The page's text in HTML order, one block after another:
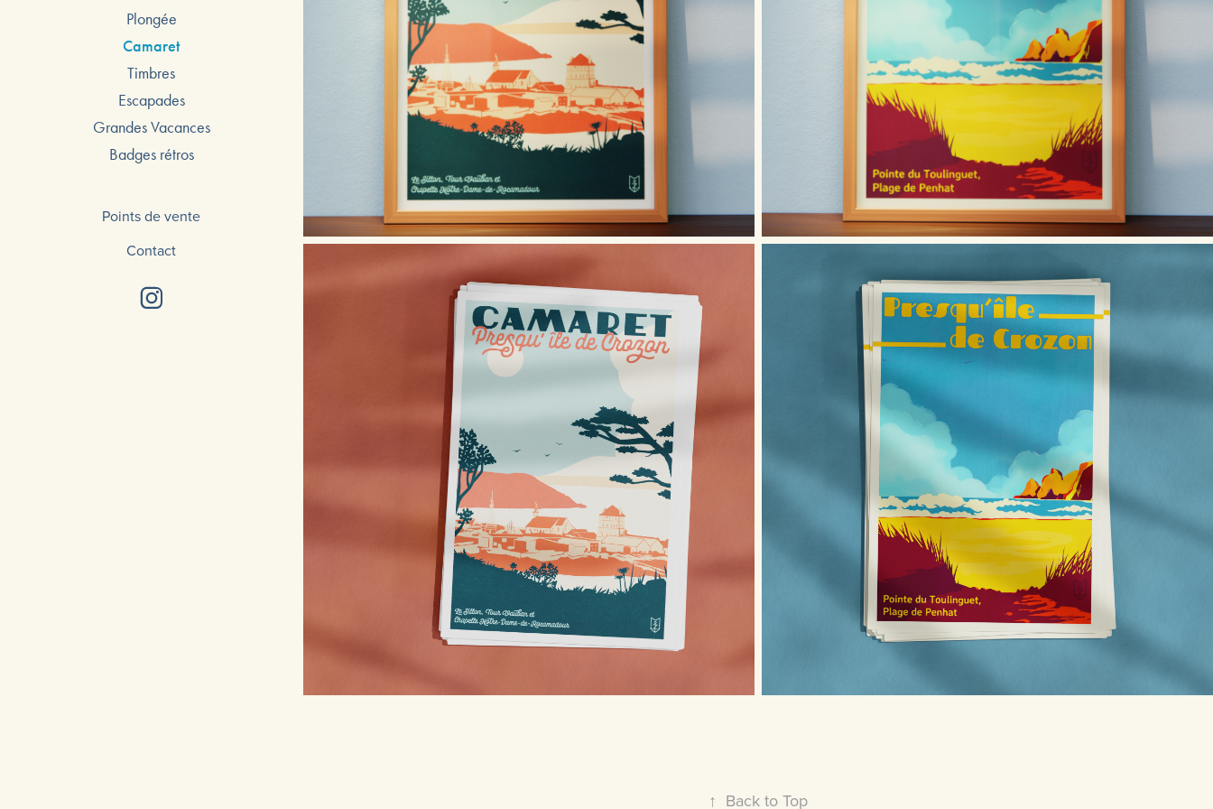
Plongée
Camaret
Timbres
Escapades
Grandes Vacances
Badges rétros
Points de vente
Contact
↑ Back to Top